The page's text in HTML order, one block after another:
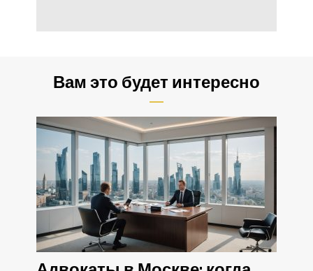
Вам это будет интересно